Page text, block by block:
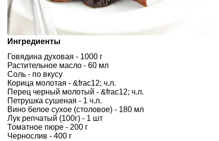
Ингредиенты
Говядина духовая - 1000 г
Растительное масло - 60 мл
Соль - по вкусу
Корица молотая - &frac12; ч.л.
Перец черный молотый - &frac12; ч.л.
Петрушка сушеная - 1 ч.л.
Вино белое сухое (столовое) - 180 мл
Лук репчатый (100г) - 1 шт
Томатное пюре - 200 г
Чернослив - 400 г